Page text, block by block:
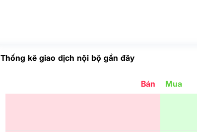
Thống kê giao dịch nội bộ gần đây
Bán Mua